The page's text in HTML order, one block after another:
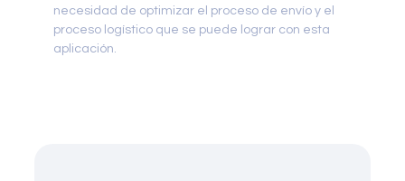
necesidad de optimizar el proceso de envío y el
proceso logístico que se puede lograr con esta
aplicación.